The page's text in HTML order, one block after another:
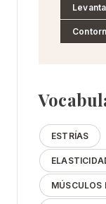
ESTRÍAS
MÚSCULOS